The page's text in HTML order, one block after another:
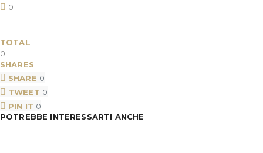
0
TOTAL
0
SHARES
SHARE 0
TWEET 0
PIN IT 0
POTREBBE INTERESSARTI ANCHE